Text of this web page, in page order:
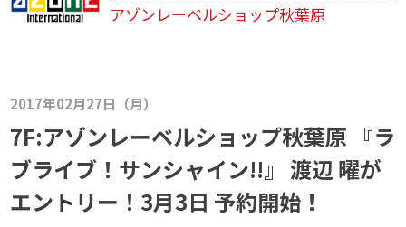
アゾンレーベルショップ秋葉原
2017年02月27日（月）
7F:アゾンレーベルショップ秋葉原 『ラ
ブライブ！サンシャイン!!』 渡辺 曜が
エントリー！3月3日 予約開始！